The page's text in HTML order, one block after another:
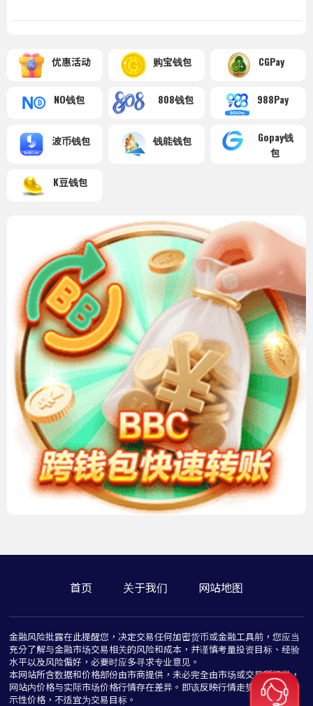
优惠活动 购宝钱包 CGPay
NO钱包 808钱包 988Pay
波币钱包 钱能钱包
Gopay钱
包
K豆钱包
首页 关于我们 网站地图
金融风险批露在此提醒您，决定交易任何加密货币或金融工具前，您应当
充分了解与金融市场交易相关的风险和成本，并谨慎考量投资目标、经验
水平以及风险偏好，必要时应多寻求专业意见。
本网站所含数据和价格部份由市商提供，未必完全由市场或交易所提供，
网站内价格与实际市场价格行情存在差异。即该反映行情走势价格仅为指
示性价格，不适宜为交易目标。